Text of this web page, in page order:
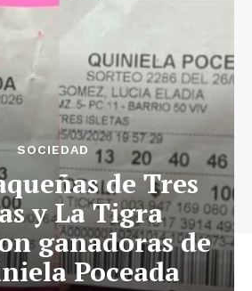
SOCIEDAD
de Tres
y La Tigra
ganadoras de
Poceada